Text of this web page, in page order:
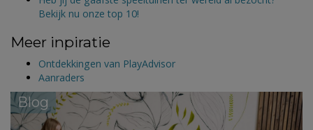
Bekijk nu onze top 10!
Meer inpiratie
Ontdekkingen van PlayAdvisor
Aanraders
Blog